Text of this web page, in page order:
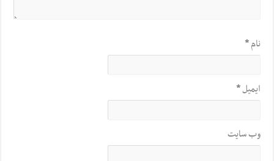
نام*
ایمیل*
وب‌ سایت